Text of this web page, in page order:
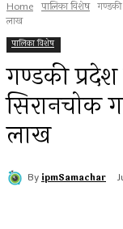
Home पालिका विशेष गण्डकी
लाख
पालिका विशेष
गण्डकी
सिरानचोक
लाख
By ipmSamachar